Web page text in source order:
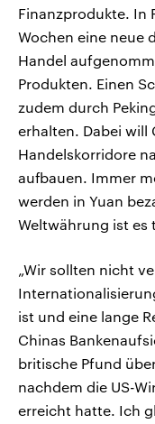
Finanzprodukte. In
Wochen eine neue
Handel
Produkten. Einen
zudem durch
erhalten. Dabei
Handelskorridore
aufbauen. Immer
werden in Yuan
Weltwährung ist es
„Wir sollten nicht
ist und eine lange
Chinas
britische Pfund
nachdem die US-
erreicht hatte. Ich